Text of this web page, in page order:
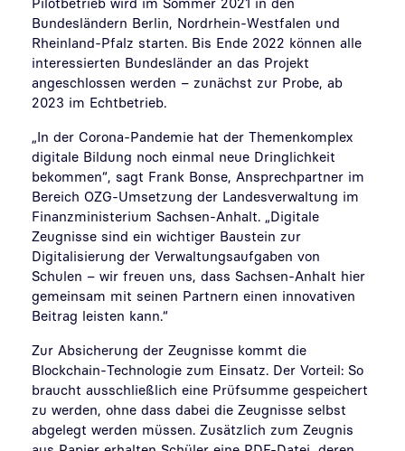
Bundesländern Berlin, Nordrhein-Westfalen und
Rheinland-Pfalz starten. Bis Ende 2022 können alle
interessierten Bundesländer an das Projekt
angeschlossen werden – zunächst zur Probe, ab
2023 im Echtbetrieb.
„In der Corona-Pandemie hat der Themenkomplex
digitale Bildung noch einmal neue Dringlichkeit
bekommen“, sagt Frank Bonse, Ansprechpartner im
Bereich OZG-Umsetzung der Landesverwaltung im
Finanzministerium Sachsen-Anhalt. „Digitale
Zeugnisse sind ein wichtiger Baustein zur
Digitalisierung der Verwaltungsaufgaben von
Schulen – wir freuen uns, dass Sachsen-Anhalt hier
gemeinsam mit seinen Partnern einen innovativen
Beitrag leisten kann.“
Zur Absicherung der Zeugnisse kommt die
Blockchain-Technologie zum Einsatz. Der Vorteil: So
braucht ausschließlich eine Prüfsumme gespeichert
zu werden, ohne dass dabei die Zeugnisse selbst
abgelegt werden müssen. Zusätzlich zum Zeugnis